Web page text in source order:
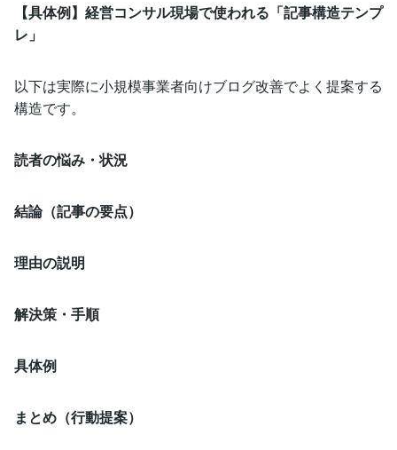
【具体例】経営コンサル現場で使われる「記事構造テンプ
レ」
以下は実際に小規模事業者向けブログ改善でよく提案する
構造です。
読者の悩み・状況
結論（記事の要点）
理由の説明
解決策・手順
具体例
まとめ（行動提案）